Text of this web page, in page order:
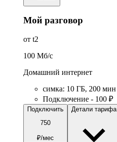
Мой разговор
от t2
100 Мб/c
Домашний интернет
симка: 10 ГБ, 200 мин
Подключение - 100 ₽
Подключить
750
₽/мес
Детали тарифа